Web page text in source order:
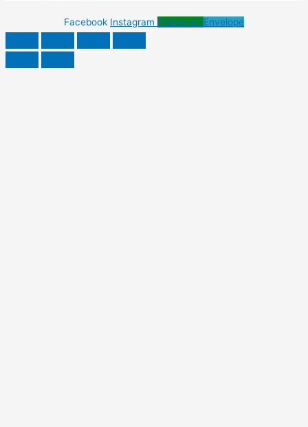
Facebook Instagram Phone-alt Envelope